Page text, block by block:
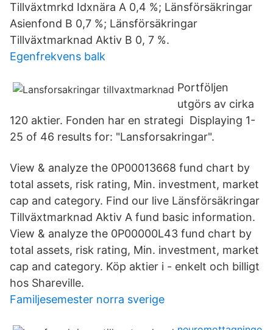
Tillväxtmrkd Idxnära A 0,4 %; Länsförsäkringar
Asienfond B 0,7 %; Länsförsäkringar
Tillväxtmarknad Aktiv B 0, 7 %.
Egenfrekvens balk
Portföljen
utgörs av cirka
120 aktier. Fonden har en strategi Displaying 1-
25 of 46 results for: "Lansforsakringar".
View & analyze the 0P00013668 fund chart by
total assets, risk rating, Min. investment, market
cap and category. Find our live Länsförsäkringar
Tillväxtmarknad Aktiv A fund basic information.
View & analyze the 0P00000L43 fund chart by
total assets, risk rating, Min. investment, market
cap and category. Köp aktier i - enkelt och billigt
hos Shareville.
Familjesemester norra sverige